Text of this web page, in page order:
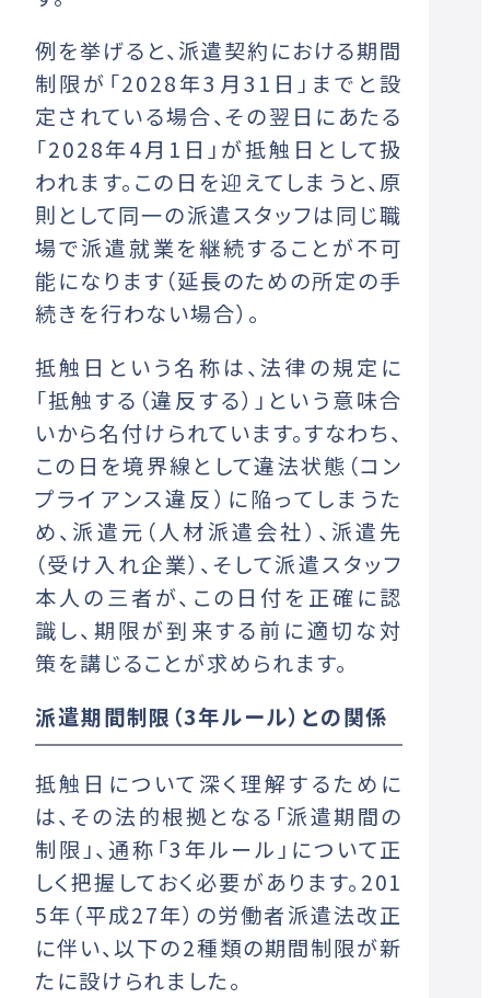
例を挙げると、派遣契約における期間
制限が「2028年3月31日」までと設
定されている場合、その翌日にあたる
「2028年4月1日」が抵触日として扱
われます。この日を迎えてしまうと、原
則として同一の派遣スタッフは同じ職
場で派遣就業を継続することが不可
能になります（延長のための所定の手
続きを行わない場合）。
抵触日という名称は、法律の規定に
「抵触する（違反する）」という意味合
いから名付けられています。すなわち、
この日を境界線として違法状態（コン
プライアンス違反）に陥ってしまうた
め、派遣元（人材派遣会社）、派遣先
（受け入れ企業）、そして派遣スタッフ
本人の三者が、この日付を正確に認
識し、期限が到来する前に適切な対
策を講じることが求められます。
派遣期間制限（3年ルール）との関係
抵触日について深く理解するために
は、その法的根拠となる「派遣期間の
制限」、通称「3年ルール」について正
しく把握しておく必要があります。201
5年（平成27年）の労働者派遣法改正
に伴い、以下の2種類の期間制限が新
たに設けられました。